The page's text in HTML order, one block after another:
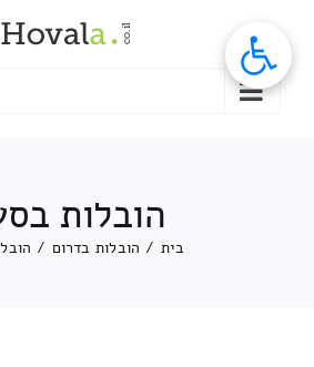
הובלות
בית / הובלות בדרום /